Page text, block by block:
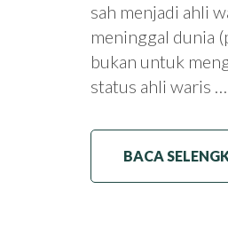
sah menjadi ahli
meninggal dunia
bukan untuk
status ahli waris …
BACA